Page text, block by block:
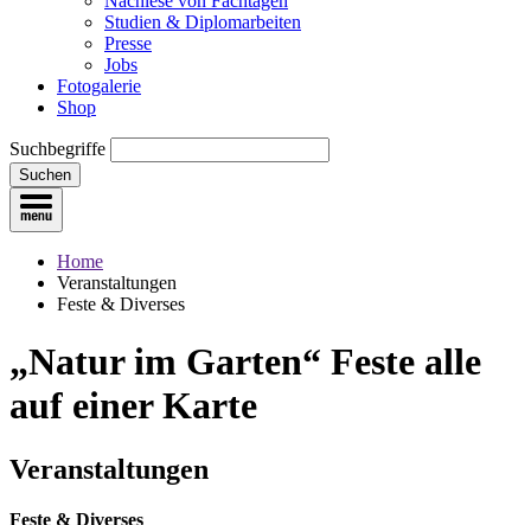
Studien & Diplomarbeiten
Presse
Jobs
Fotogalerie
Shop
Suchbegriffe
Suchen
Home
Veranstaltungen
Feste & Diverses
„Natur im Garten“ Feste alle
auf einer Karte
Veranstaltungen
Feste & Diverses